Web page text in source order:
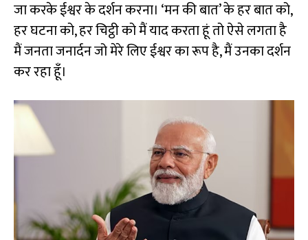
जा करके ईश्वर के दर्शन करना। ‘मन की बात’ के हर बात को,
हर घटना को, हर चिट्ठी को मैं याद करता हूं तो ऐसे लगता है
मैं जनता जनार्दन जो मेरे लिए ईश्वर का रूप है, मैं उनका दर्शन
कर रहा हूँ।